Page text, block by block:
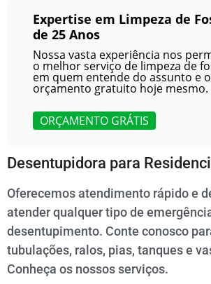
Expertise em Limpeza de
de 25 Anos
Nossa vasta experiência nos
o melhor serviço de limpeza de
em quem entende do assunto e
orçamento gratuito hoje mesmo.
ORÇAMENTO GRÁTIS
Desentupidora para
Oferecemos atendimento rápido e
atender qualquer tipo de
desentupimento. Conte conosco
tubulações, ralos, pias, tanques e
Conheça os nossos serviços.